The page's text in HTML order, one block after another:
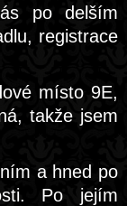
po delším
registrace
místo 9E,
takže jsem
a hned po
Po jejím